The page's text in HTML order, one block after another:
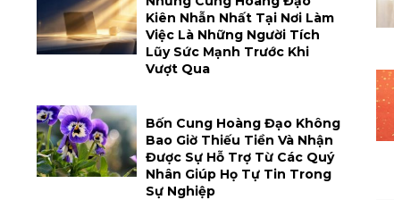
Kiên Nhẫn Nhất Tại Nơi Làm
Việc Là Những Người Tích
Lũy Sức Mạnh Trước Khi
Vượt Qua
Bốn Cung Hoàng Đạo Không
Bao Giờ Thiếu Tiền Và Nhận
Được Sự Hỗ Trợ Từ Các Quý
Nhân Giúp Họ Tự Tin Trong
Sự Nghiệp